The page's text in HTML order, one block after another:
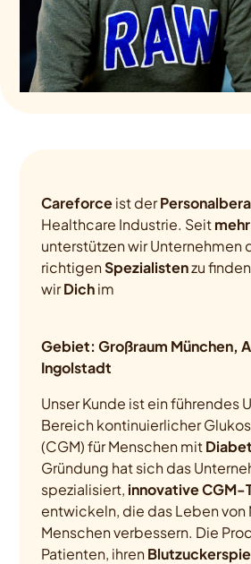
Careforceist der
Healthcare Industrie. Seit
unterstützen wir Unternehmen
richtigenSpezialistenzu
wirDichim
Gebiet: Großraum München,
Ingolstadt
Unser Kunde ist ein führendes
Bereich kontinuierlicher
(CGM) für Menschen mit
Gründung hat sich das
spezialisiert, innovative CGM-
entwickeln, die das Leben von
Menschen verbessern. Die
Patienten, ihren